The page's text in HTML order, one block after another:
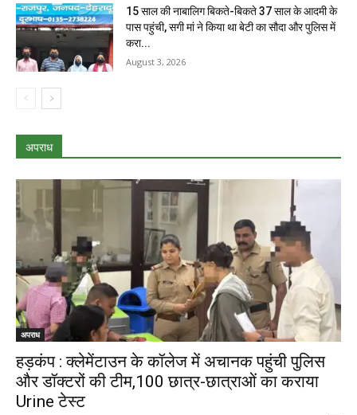
15 साल की नाबालिग बिकते-बिकते 37 साल के आदमी के
पास पहुंची, सगी मां ने किया था बेटी का सौदा और पुलिस में
करा...
August 3, 2026
अपराध
अपराध
हड़कंप : क्लेमेंटाउन के कॉलेज में अचानक पहुंची पुलिस
और डॉक्टरों की टीम,100 छात्र-छात्राओं का कराया
Urine टेस्ट